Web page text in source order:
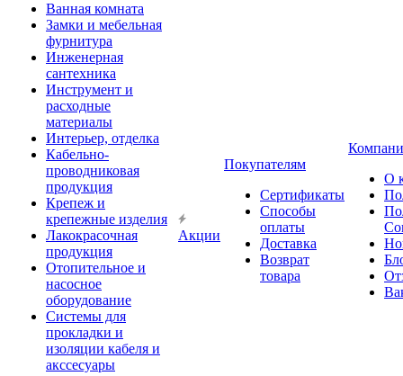
Ванная комната
Замки и мебельная
фурнитура
Инженерная
сантехника
Инструмент и
расходные
материалы
Интерьер, отделка
Кабельно-
проводниковая
продукция
Крепеж и
крепежные изделия
Лакокрасочная
продукция
Отопительное и
насосное
оборудование
Системы для
прокладки и
изоляции кабеля и
акссесуары
Акции
Покупателям
Сертификаты
Способы
оплаты
Доставка
Возврат
товара
О